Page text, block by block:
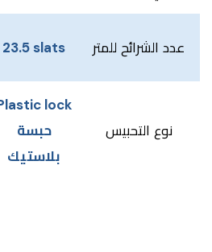
23.5 slats عدد الشرائح للمتر
lock
حبسة
بلاستيك
نوع التحبيس